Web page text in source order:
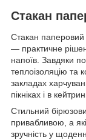
Стакан
Стакан
— практичне
напоїв. Завдяки
теплоізоляцію та
закладах
пікніках і в
Стильний
привабливою, а
зручність у